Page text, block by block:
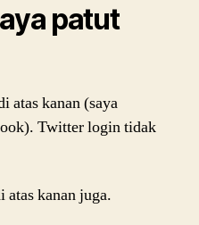
patut
atas kanan (saya
Twitter login tidak
kanan juga.